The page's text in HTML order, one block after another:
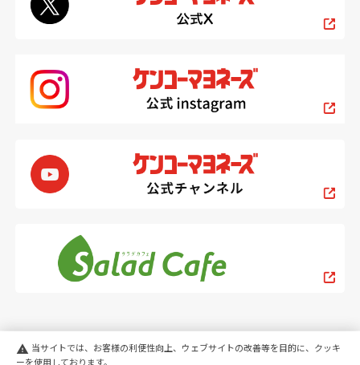
warning 当サイトでは、お客様の利便性向上、ウェブサイトの改善等を目的に、クッキ
ーを使用しております。